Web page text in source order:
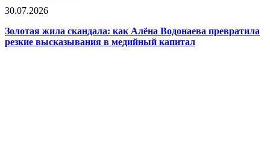
30.07.2026
Золотая жила скандала: как Алёна Водонаева превратила
резкие высказывания в медийный капитал